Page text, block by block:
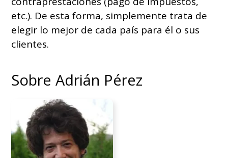
etc.). De esta forma, simplemente trata de
elegir lo mejor de cada país para él o sus
clientes.
Sobre Adrián Pérez